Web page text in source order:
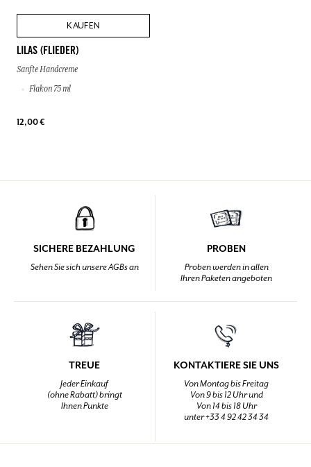
KAUFEN
LILAS (FLIEDER)
Sanfte Handcreme
Flakon 75 ml
12,00 €
SICHERE BEZAHLUNG
Sehen Sie sich unsere AGBs an
PROBEN
Proben werden in allen
Ihren Paketen angeboten
TREUE
Jeder Einkauf
(ohne Rabatt) bringt
Ihnen Punkte
KONTAKTIERE SIE UNS
Von Montag bis Freitag
Von 9 bis 12 Uhr und
Von 14 bis 18 Uhr
unter +33 4 92 42 34 34